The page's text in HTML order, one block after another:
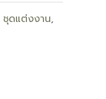
ชุดแต่งงาน,